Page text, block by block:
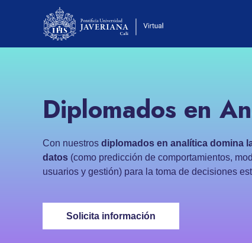
Diplomados en
Con nuestros diplomados en analítica domina
datos (como predicción de comportamientos,
usuarios y gestión) para la toma de decisiones
Solicita información